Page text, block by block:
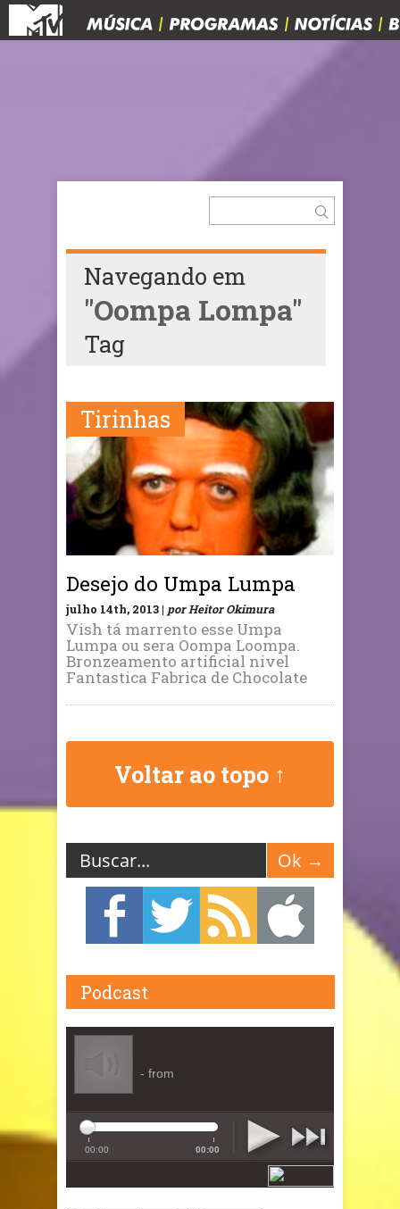
Navegando em
"Oompa Lompa"
Tag
Tirinhas
Desejo do Umpa Lumpa
julho 14th, 2013 | por Heitor Okimura
Vish tá marrento esse Umpa
Lumpa ou sera Oompa Loompa.
Bronzeamento artificial nivel
Fantastica Fabrica de Chocolate
Voltar ao topo ↑
Podcast